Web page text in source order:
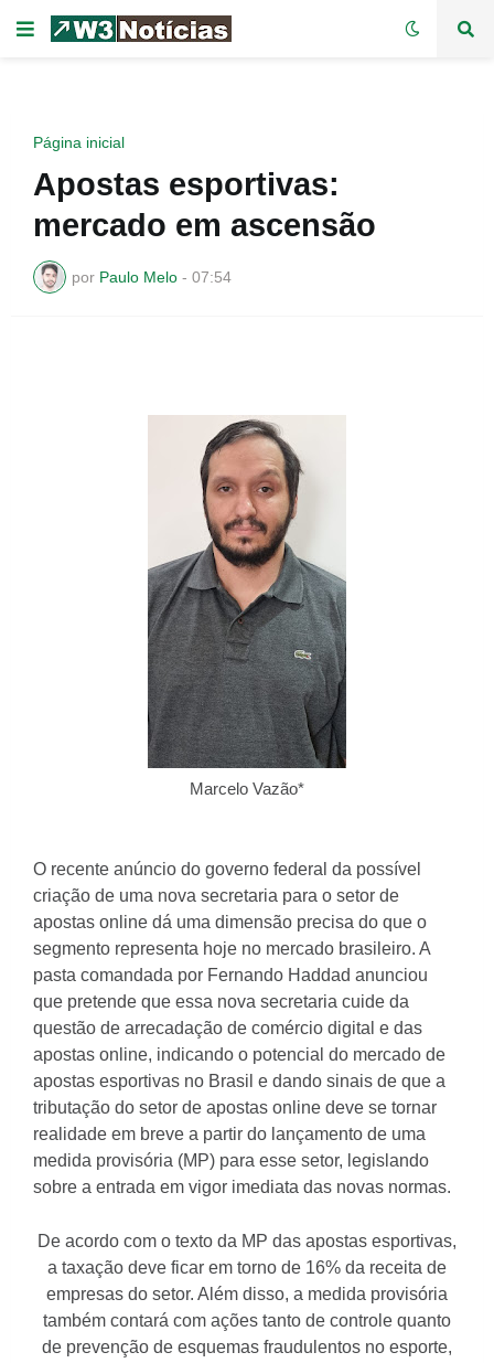
Página inicial
Apostas esportivas:
mercado em ascensão
por Paulo Melo - 07:54
Marcelo Vazão*
O recente anúncio do governo federal da possível
criação de uma nova secretaria para o setor de
apostas online dá uma dimensão precisa do que o
segmento representa hoje no mercado brasileiro. A
pasta comandada por Fernando Haddad anunciou
que pretende que essa nova secretaria cuide da
questão de arrecadação de comércio digital e das
apostas online, indicando o potencial do mercado de
apostas esportivas no Brasil e dando sinais de que a
tributação do setor de apostas online deve se tornar
realidade em breve a partir do lançamento de uma
medida provisória (MP) para esse setor, legislando
sobre a entrada em vigor imediata das novas normas.
De acordo com o texto da MP das apostas esportivas,
a taxação deve ficar em torno de 16% da receita de
empresas do setor. Além disso, a medida provisória
também contará com ações tanto de controle quanto
de prevenção de esquemas fraudulentos no esporte,